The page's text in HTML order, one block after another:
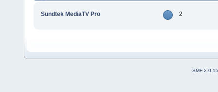
Sundtek MediaTV Pro 2
SMF 2.0.15